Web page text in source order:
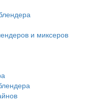
и миксеров